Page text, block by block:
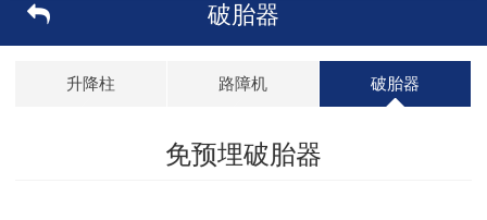
破胎器
升降柱 路障机 破胎器
免预埋破胎器